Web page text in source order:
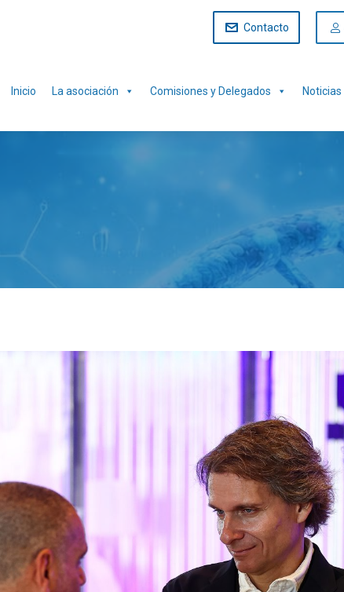
Contacto
Inicio La asociación Comisiones y Delegados Noticias